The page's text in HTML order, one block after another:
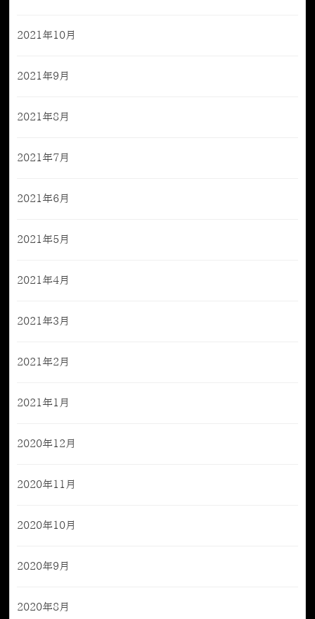
2021年10月
2021年9月
2021年8月
2021年7月
2021年6月
2021年5月
2021年4月
2021年3月
2021年2月
2021年1月
2020年12月
2020年11月
2020年10月
2020年9月
2020年8月